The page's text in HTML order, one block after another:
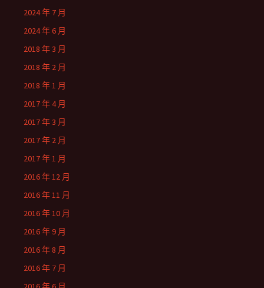
2024 年 7 月
2024 年 6 月
2018 年 3 月
2018 年 2 月
2018 年 1 月
2017 年 4 月
2017 年 3 月
2017 年 2 月
2017 年 1 月
2016 年 12 月
2016 年 11 月
2016 年 10 月
2016 年 9 月
2016 年 8 月
2016 年 7 月